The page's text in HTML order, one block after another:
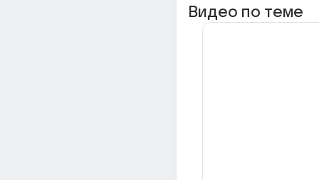
Видео по теме